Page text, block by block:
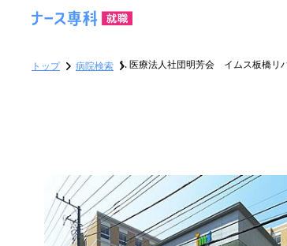
トップ 病院検索 医療法人社団明芳会 イムス板橋リ